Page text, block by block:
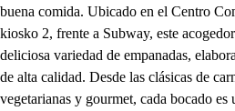
buena comida. Ubicado en el Centro
kiosko 2, frente a Subway, este
deliciosa variedad de empanadas,
de alta calidad. Desde las clásicas de
vegetarianas y gourmet, cada bocado es